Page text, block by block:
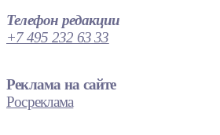
Телефон редакции
+7 495 232 63 33
Реклама на сайте
Росреклама